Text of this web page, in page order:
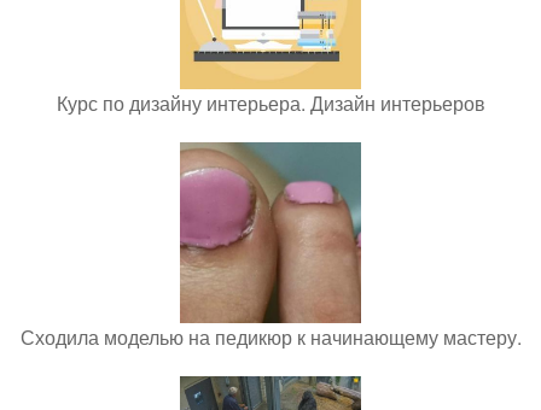
Курс по дизайну интерьера. Дизайн интерьеров
Сходила моделью на педикюр к начинающему мастеру.